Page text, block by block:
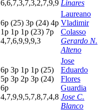
6,6,7,3,7,3,2,7,9,9 Linares
6p (25) 3p (24) 4p
1p 1p 1p (23) 7p
4,7,6,9,9,9,3
Laureano
Vladimir
Colasso
Gerardo N.
Alteno
6p 3p 1p 1p (25)
5p 3p 2p 3p (24)
6p
4,7,9,9,5,7,8,7,4,8
Jose
Eduardo
Flores
Guardia
Jose C.
Blanco